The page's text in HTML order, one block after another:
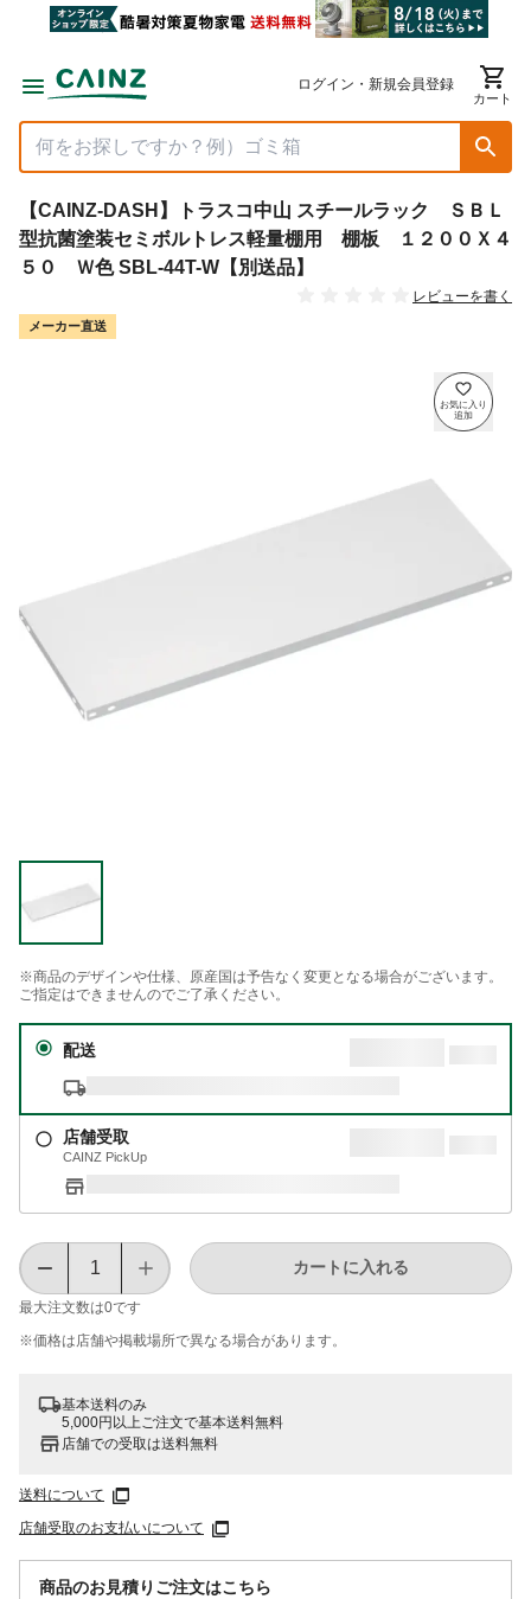
ログイン・新規会員登録
カート
【CAINZ-DASH】トラスコ中山 スチールラック ＳＢＬ
型抗菌塗装セミボルトレス軽量棚用 棚板 １２００Ｘ４
５０ Ｗ色 SBL-44T-W【別送品】
レビューを書く
メーカー直送
※商品のデザインや仕様、原産国は予告なく変更となる場合がございます。
ご指定はできませんのでご了承ください。
配送
店舗受取
CAINZ PickUp
最大注文数は0です
カートに入れる
※価格は​店舗や​掲載場所で​異なる​場合が​あります。
基本送料のみ
5,000円以上ご注文で基本送料無料
店舗での受取は送料無料
送料について
店舗受取のお支払いについて
商品のお見積りご注文はこちら